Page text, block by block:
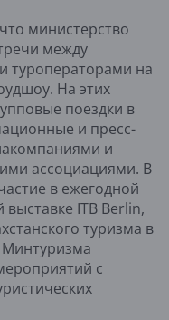
министерство
между
туроператорами на
На этих
поездки в
и пресс-
и
ассоциациями. В
в ежегодной
ITB Berlin,
туризма в
Минтуризма
с